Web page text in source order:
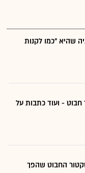
שהיא "כמו לקנות
- ועוד כתבות על
החבוט שהפך